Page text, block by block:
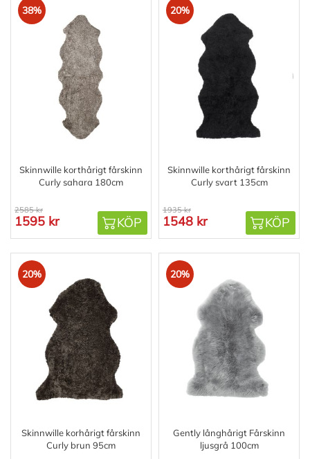
38%
Skinnwille korthårigt fårskinn
Curly sahara 180cm
2585 kr
1595 kr KÖP
20%
Skinnwille korthårigt fårskinn
Curly svart 135cm
1935 kr
1548 kr KÖP
20%
Skinnwille korhårigt fårskinn
Curly brun 95cm
20%
Gently långhårigt Fårskinn
ljusgrå 100cm